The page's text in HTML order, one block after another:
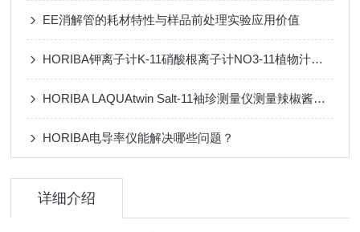
EE消解管的耗材特性与样品前处理实验应用价值
HORIBA钾离子计K-11硝酸根离子计NO3-11植物汁液检测农作物的氮和钾状况
HORIBA LAQUAtwin Salt-11袖珍测量仪测量辣椒酱中的盐含量
HORIBA电导率仪能解决哪些问题？
详细介绍